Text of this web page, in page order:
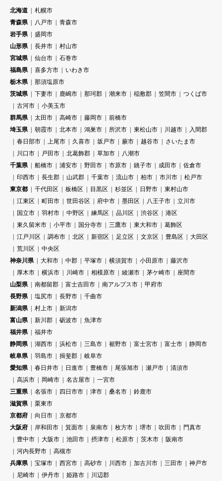
北海道
札幌市
青森県
八戸市
青森市
岩手県
盛岡市
山形県
長井市
村山市
宮城県
仙台市
石巻市
福島県
喜多方市
いわき市
栃木県
那須塩原市
茨城県
下妻市 鹿嶋市 那珂郡 潮来市 稲敷郡 笠間市
つくば市
古河市
小美玉市
群馬県
太田市 高崎市 藤岡市
前橋市
埼玉県
朝霞市 北本市 鴻巣市 所沢市 東松山市 川越市
入間郡
春日部市
上尾市 久喜市 坂戸市 蕨市 越谷市
さいたま市
川口市
戸田市 北葛飾郡 草加市
八潮市
千葉県
船橋市 浦安市 野田市 市原市 銚子市 成田市
佐倉市
印西市
長生郡 山武郡 千葉市 流山市 柏市 市川市
松戸市
東京都
千代田区 板橋区 目黒区 杉並区 日野市
東村山市
江東区
町田市 世田谷区 府中市 墨田区 八王子市
立川市
国立市
羽村市 中野区 練馬区 品川区 渋谷区
港区
東久留米市
小平市 国分寺市 三鷹市 東大和市
葛飾区
江戸川区
調布市 北区 新宿区 足立区 文京区 豊島区
大田区
荒川区
中央区
神奈川県
大和市 中郡 平塚市 横須賀市 小田原市
藤沢市
厚木市
横浜市 川崎市 相模原市 綾瀬市 茅ケ崎市
座間市
山梨県
南都留郡 富士吉田市 南アルプス市
甲府市
長野県
塩尻市 長野市
千曲市
新潟県
村上市
新潟市
富山県
新川郡 砺波市
魚津市
福井県
福井市
静岡県
湖西市 浜松市 三島市 裾野市 富士宮市 富士市
静岡市
岐阜県
羽島市 揖斐郡
岐阜市
愛知県
春日井市 日進市 豊橋市 尾張旭市 瀬戸市
清須市
高浜市
岡崎市 名古屋市
一宮市
三重県
名張市 四日市市 津市 桑名市
鈴鹿市
滋賀県
栗東市
京都府
向日市
京都市
大阪府
岸和田市 箕面市 泉南市 枚方市 堺市 吹田市
門真市
豊中市
大阪市 池田市 摂津市 松原市 茨木市
阪南市
河内長野市
高槻市
兵庫県
宝塚市 西宮市 高砂市 川西市 加古川市 三田市
神戸市
尼崎市
伊丹市 姫路市
川辺郡